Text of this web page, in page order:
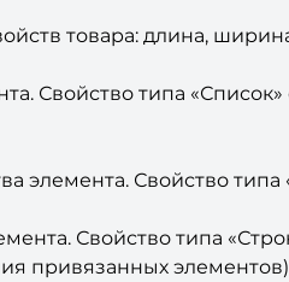
товара: длина,
Свойство типа
элемента. Свойство
Свойство типа
привязанных элементов)